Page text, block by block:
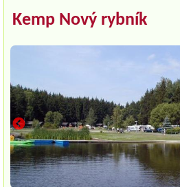
Kemp Nový rybník